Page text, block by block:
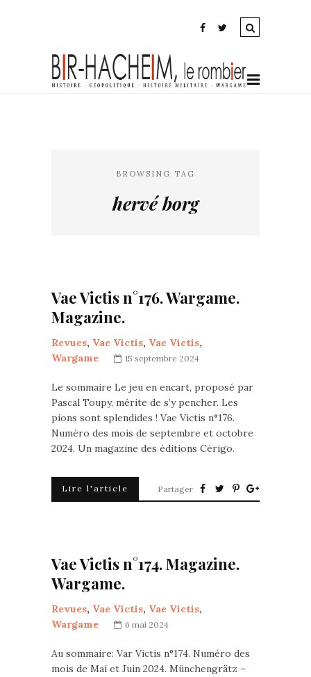
BROWSING TAG
hervé borg
Vae Victis n°176. Wargame.
Magazine.
Revues, Vae Victis, Vae Victis,
Wargame
15 septembre 2024
Le sommaire Le jeu en encart, proposé par
Pascal Toupy, mérite de s’y pencher. Les
pions sont splendides ! Vae Victis n°176.
Numéro des mois de septembre et octobre
2024. Un magazine des éditions Cérigo.
Lire l'article Partager
Vae Victis n°174. Magazine.
Wargame.
Revues, Vae Victis, Vae Victis,
Wargame
6 mai 2024
Au sommaire: Var Victis n°174. Numéro des
mois de Mai et Juin 2024. Münchengrätz –